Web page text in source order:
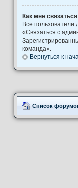
Как мне
Все пользователи
«Связаться с
команда».
Вернуться к
Список